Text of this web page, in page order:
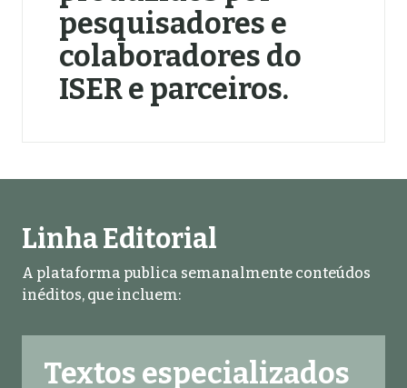
pesquisadores e
colaboradores do
ISER e parceiros.
Linha Editorial
A plataforma publica semanalmente conteúdos
inéditos, que incluem:
Textos especializados